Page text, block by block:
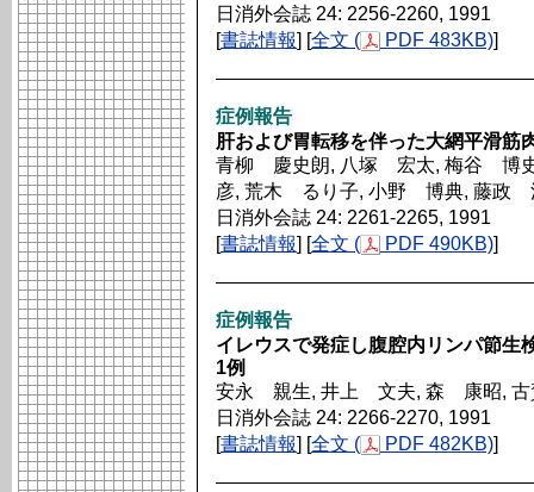
日消外会誌 24: 2256-2260, 1991
[書誌情報] [全文 ( PDF 483KB)]
症例報告
肝および胃転移を伴った大網平滑筋
青柳 慶史朗, 八塚 宏太, 梅谷 博
彦, 荒木 るり子, 小野 博典, 藤政
日消外会誌 24: 2261-2265, 1991
[書誌情報] [全文 ( PDF 490KB)]
症例報告
イレウスで発症し腹腔内リンパ節生
1例
安永 親生, 井上 文夫, 森 康昭,
日消外会誌 24: 2266-2270, 1991
[書誌情報] [全文 ( PDF 482KB)]